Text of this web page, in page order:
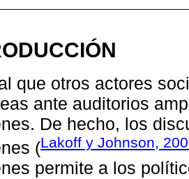
que otros actores
ante auditorios
De hecho, los
(Lakoff y Johnson,
permite a los